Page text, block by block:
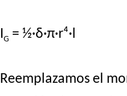
G = ½·δ·π·r⁴·l
Reemplazamos el